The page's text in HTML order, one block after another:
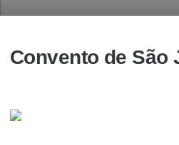
Convento de São